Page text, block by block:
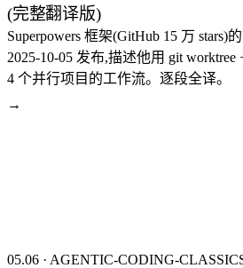
(完整翻译版)
Superpowers 框架(GitHub 15 万 stars)
2025-10-05 发布,描述他用 git worktree
4 个并行项目的工作流。逐段全译。
→
05.06 · AGENTIC-CODING-